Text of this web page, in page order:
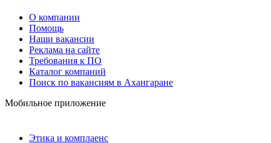
О компании
Помощь
Наши вакансии
Реклама на сайте
Требования к ПО
Каталог компаний
Поиск по вакансиям в Ахангаране
Мобильное приложение
Этика и комплаенс